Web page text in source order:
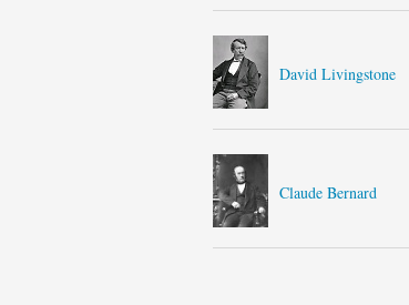
David Livingstone
Claude Bernard